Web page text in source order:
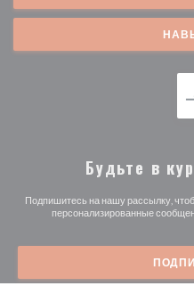
Будьте в
Подпишитесь на нашу рассылку,
персонализированные